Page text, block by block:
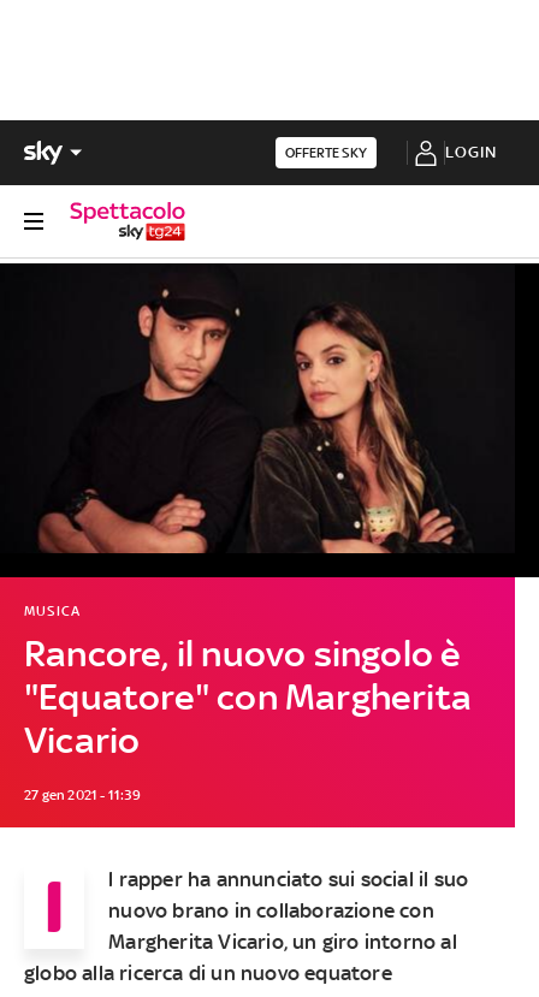
OFFERTE SKY LOGIN
Rancore, il nuovo singolo è
"Equatore" con Margherita
Vicario
MUSICA
27 gen 2021 - 11:39
I
l rapper ha annunciato sui social il suo
nuovo brano in collaborazione con
Margherita Vicario, un giro intorno al
globo alla ricerca di un nuovo equatore